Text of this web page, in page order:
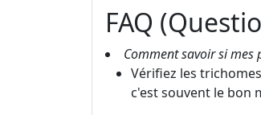
FAQ
Comment savoir si mes
Vérifiez les
c'est souvent le bon